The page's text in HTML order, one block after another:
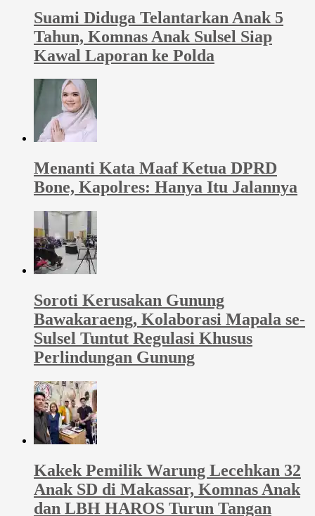
Suami Diduga Telantarkan Anak 5
Tahun, Komnas Anak Sulsel Siap
Kawal Laporan ke Polda
Menanti Kata Maaf Ketua DPRD
Bone, Kapolres: Hanya Itu Jalannya
Soroti Kerusakan Gunung
Bawakaraeng, Kolaborasi Mapala se-
Sulsel Tuntut Regulasi Khusus
Perlindungan Gunung
Kakek Pemilik Warung Lecehkan 32
Anak SD di Makassar, Komnas Anak
dan LBH HAROS Turun Tangan